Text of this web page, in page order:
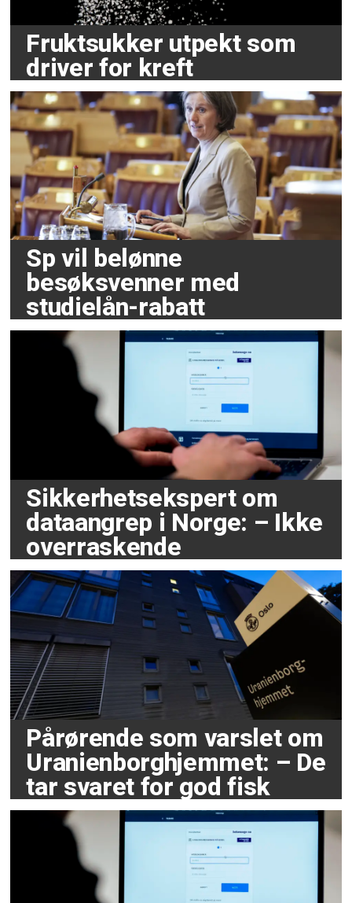
Fruktsukker utpekt som
driver for kreft
Sp vil belønne
besøksvenner med
studielån-rabatt
Sikkerhetsekspert om
dataangrep i Norge: – Ikke
overraskende
Pårørende som varslet om
Uranienborghjemmet: – De
tar svaret for god fisk